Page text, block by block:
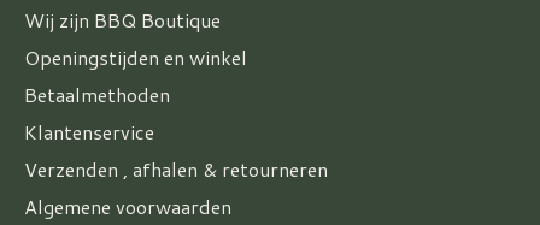
Wij zijn BBQ Boutique
Openingstijden en winkel
Betaalmethoden
Klantenservice
Verzenden , afhalen & retourneren
Algemene voorwaarden